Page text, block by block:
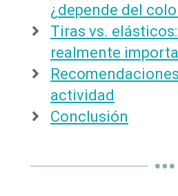
¿depende del
Tiras vs.
realmente
actividad
Conclusión